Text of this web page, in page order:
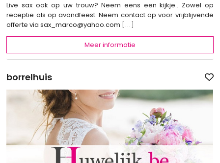
Live sax ook op uw trouw? Neem eens een kijkje.. Zowel op
receptie als op avondfeest. Neem contact op voor vrijblijvende
offerte via sax_marco@yahoo.com [...]
Meer informatie
borrelhuis